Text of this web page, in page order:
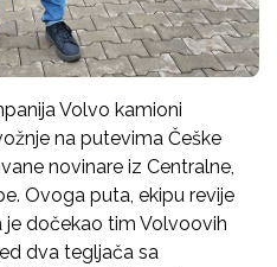
Volvo kamioni
na putevima Češke
novinare iz Centralne,
Ovoga puta, ekipu revije
je dočekao tim Volvoovih
dva tegljača sa